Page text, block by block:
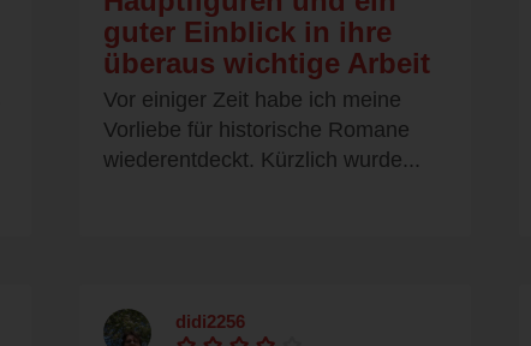
guter Einblick in ihre
überaus wichtige Arbeit
Vor einiger Zeit habe ich meine
Vorliebe für historische Romane
wiederentdeckt. Kürzlich wurde...
didi2256